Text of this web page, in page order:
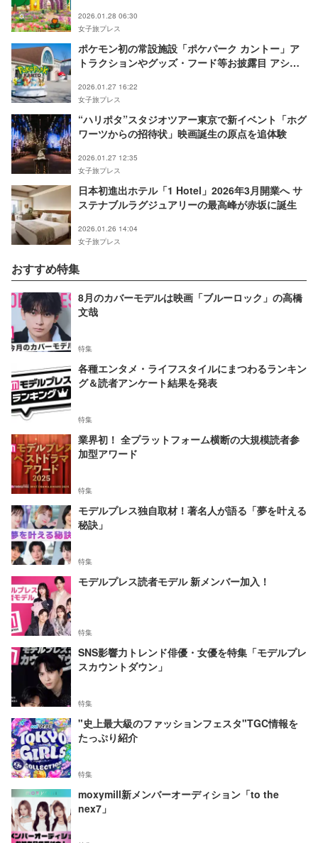
2026.01.28 06:30
女子旅プレス
ポケモン初の常設施設「ポケパーク カントー」ア
トラクションやグッズ・フード等お披露目 アシレ
2026.01.27 16:22
女子旅プレス
“ハリポタ”スタジオツアー東京で新イベント「ホグ
ワーツからの招待状」映画誕生の原点を追体験
2026.01.27 12:35
女子旅プレス
日本初進出ホテル「1 Hotel」2026年3月開業へ サ
ステナブルラグジュアリーの最高峰が赤坂に誕生
2026.01.26 14:04
女子旅プレス
おすすめ特集
8月のカバーモデルは映画「ブルーロック」の高橋
文哉
特集
各種エンタメ・ライフスタイルにまつわるランキン
グ＆読者アンケート結果を発表
特集
業界初！ 全プラットフォーム横断の大規模読者参
加型アワード
特集
モデルプレス独自取材！著名人が語る「夢を叶える
秘訣」
特集
モデルプレス読者モデル 新メンバー加入！
特集
SNS影響力トレンド俳優・女優を特集「モデルプレ
スカウントダウン」
特集
"史上最大級のファッションフェスタ"TGC情報を
たっぷり紹介
特集
moxymill新メンバーオーディション「to the
nex7」